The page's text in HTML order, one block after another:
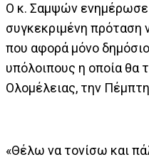
Ο κ. Σαμψών ενημέρωσε
συγκεκριμένη πρόταση
που αφορά μόνο
υπόλοιπους η οποία θα
Ολομέλειας, την
«Θέλω να τονίσω και